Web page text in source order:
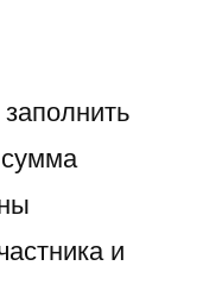
сумма
и